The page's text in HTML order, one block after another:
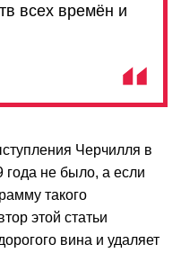
всех времён и
Черчилля в
не было, а если
такого
этой статьи
вина и удаляет